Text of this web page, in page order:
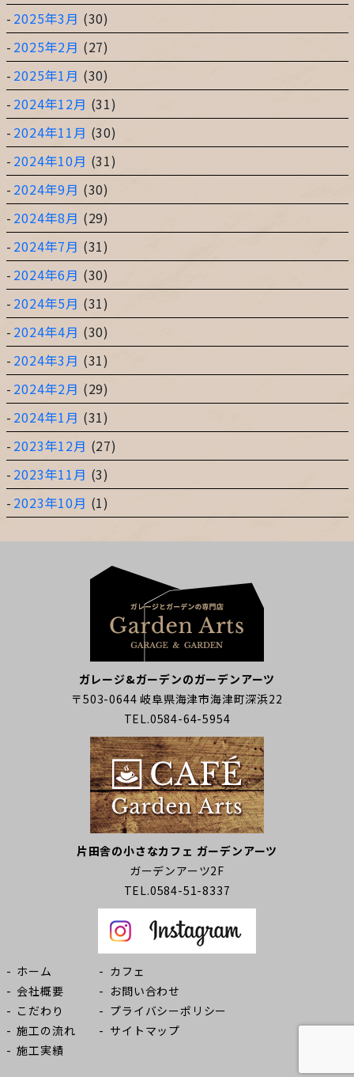
2025年3月 (30)
2025年2月 (27)
2025年1月 (30)
2024年12月 (31)
2024年11月 (30)
2024年10月 (31)
2024年9月 (30)
2024年8月 (29)
2024年7月 (31)
2024年6月 (30)
2024年5月 (31)
2024年4月 (30)
2024年3月 (31)
2024年2月 (29)
2024年1月 (31)
2023年12月 (27)
2023年11月 (3)
2023年10月 (1)
ガレージ&ガーデンのガーデンアーツ
〒503-0644 岐阜県海津市海津町深浜22
TEL.0584-64-5954
片田舎の小さなカフェ ガーデンアーツ
ガーデンアーツ2F
TEL.0584-51-8337
ホーム
会社概要
こだわり
施工の流れ
施工実績
カフェ
お問い合わせ
プライバシーポリシー
サイトマップ